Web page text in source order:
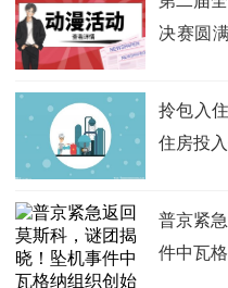
决赛圆
拎包入
住房投
普京紧
件中瓦